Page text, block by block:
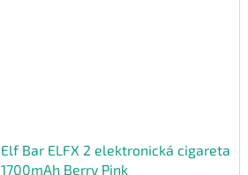
Elf Bar ELFX 2 elektronická cigareta
1700mAh Berry Pink